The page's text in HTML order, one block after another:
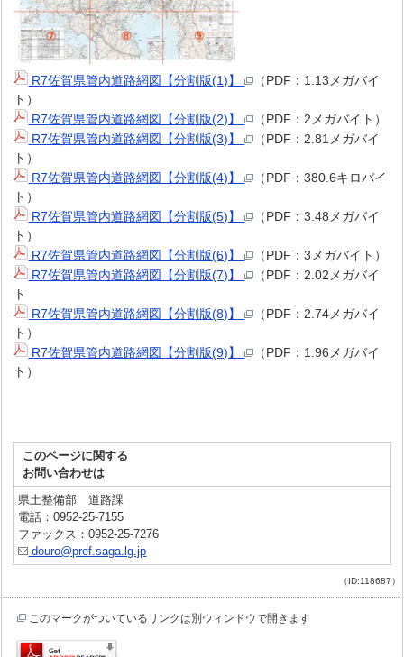
R7佐賀県管内道路網図【分割版(1)】
（PDF：1.13メガバイ
ト）
R7佐賀県管内道路網図【分割版(2)】
（PDF：2メガバイト）
R7佐賀県管内道路網図【分割版(3)】
（PDF：2.81メガバイ
ト）
R7佐賀県管内道路網図【分割版(4)】
（PDF：380.6キロバイ
ト）
R7佐賀県管内道路網図【分割版(5)】
（PDF：3.48メガバイ
ト）
R7佐賀県管内道路網図【分割版(6)】
（PDF：3メガバイト）
R7佐賀県管内道路網図【分割版(7)】
（PDF：2.02メガバイ
ト
R7佐賀県管内道路網図【分割版(8)】
（PDF：2.74メガバイ
ト）
R7佐賀県管内道路網図【分割版(9)】
（PDF：1.96メガバイ
ト）
このページに関する
お問い合わせは
県土整備部 道路課
電話：0952-25-7155
ファックス：0952-25-7276
douro@pref.saga.lg.jp
（ID:118687）
このマークがついているリンクは別ウィンドウで開きます